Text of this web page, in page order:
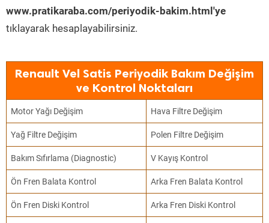
www.pratikaraba.com/periyodik-bakim.html'ye
tıklayarak hesaplayabilirsiniz.
Renault Vel Satis Periyodik Bakım Değişim
ve Kontrol Noktaları
Motor Yağı Değişim Hava Filtre Değişim
Yağ Filtre Değişim Polen Filtre Değişim
Bakım Sıfırlama (Diagnostic) V Kayış Kontrol
Ön Fren Balata Kontrol Arka Fren Balata Kontrol
Ön Fren Diski Kontrol Arka Fren Diski Kontrol